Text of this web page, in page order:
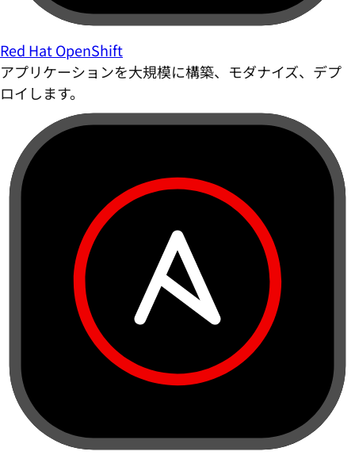
Red Hat OpenShift
アプリケーションを大規模に構築、モダナイズ、デプ
ロイします。